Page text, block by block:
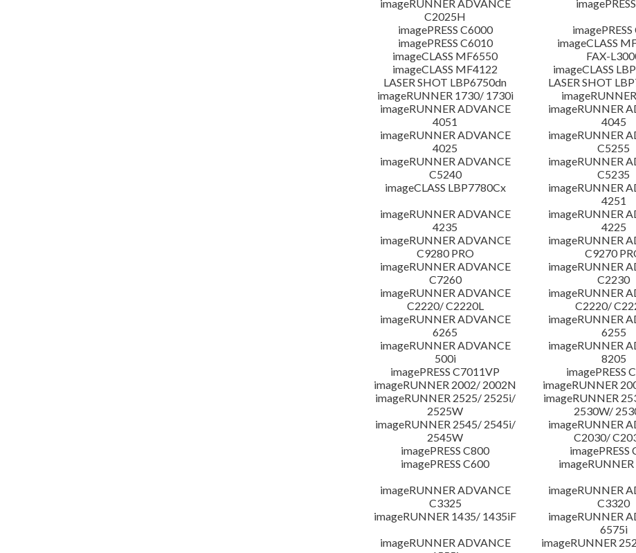
imageRUNNER ADVANCE
C2025H
imagePRESS C6000
imagePRESS
imagePRESS C6010
imageCLASS
imageCLASS MF6550
FAX-
imageCLASS MF4122
imageCLASS
LASER SHOT LBP6750dn
LASER SHOT
imageRUNNER 1730/ 1730i
imageRUNNER ADVANCE
4051
imageRUNNER
4045
imageRUNNER ADVANCE
4025
imageRUNNER
C5255
imageRUNNER ADVANCE
C5240
imageRUNNER
C5235
imageCLASS LBP7780Cx
imageRUNNER
4251
imageRUNNER ADVANCE
4235
imageRUNNER
4225
imageRUNNER ADVANCE
C9280 PRO
imageRUNNER
C9270
imageRUNNER ADVANCE
C7260
imageRUNNER
C2230
imageRUNNER ADVANCE
C2220/ C2220L
imageRUNNER
C2220/
imageRUNNER ADVANCE
6265
imageRUNNER
6255
imageRUNNER ADVANCE
500i
imageRUNNER
8205
imagePRESS C7011VP
imagePRESS
imageRUNNER 2002/ 2002N
imageRUNNER
imageRUNNER 2525/ 2525i/
2525W
imageRUNNER
2530W/
imageRUNNER 2545/ 2545i/
2545W
imageRUNNER
C2030/
imagePRESS C800
imagePRESS
imagePRESS C600
imageRUNNER ADVANCE
C3325
imageRUNNER
C3320
imageRUNNER 1435/ 1435iF
imageRUNNER
6575i
imageRUNNER ADVANCE
imageRUNNER